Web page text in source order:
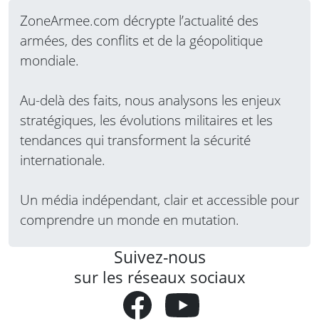
opérationnelles des forces canadiennes. La
Force…Lire la suite
ZoneArmee.com décrypte l’actualité des
armées, des conflits et de la géopolitique
mondiale.
Au-delà des faits, nous analysons les enjeux
stratégiques, les évolutions militaires et les
tendances qui transforment la sécurité
internationale.
Un média indépendant, clair et accessible pour
comprendre un monde en mutation.
Suivez-nous
sur les réseaux sociaux